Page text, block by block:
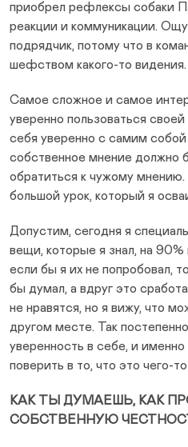
приобрел рефлексы собаки
реакции и коммуникации.
подрядчик, потому что в
шефством какого-то видения.
Самое сложное и самое
уверенно пользоваться
себя уверенно с самим
собственное мнение должно
обратиться к чужому
большой урок, который я
Допустим, сегодня я
вещи, которые я знал, на
если бы я их не попробовал,
бы думал, а вдруг это
не нравятся, но я вижу, что
другом месте. Так
уверенность в себе, и
поверить в то, что это чего-
КАК ТЫ ДУМАЕШЬ, КАК
СОБСТВЕННУЮ